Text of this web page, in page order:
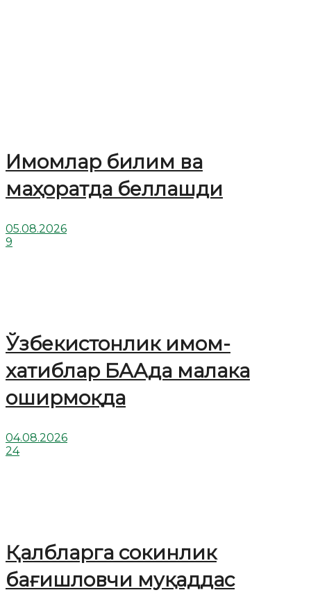
Имомлар билим ва
маҳоратда беллашди
05.08.2026
9
Ўзбекистонлик имом-
хатиблар БААда малака
оширмоқда
04.08.2026
24
Қалбларга сокинлик
бағишловчи муқаддас